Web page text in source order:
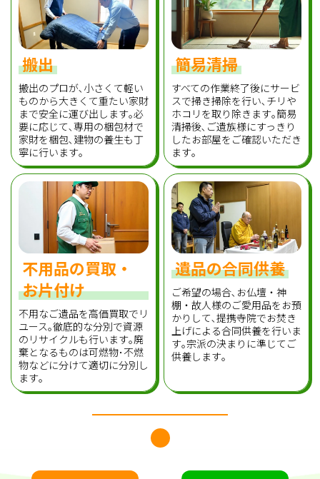
搬出
搬出のプロが､小さくて軽い
ものから大きくて重たい家財
まで安全に運び出します｡必
要に応じて､専用の梱包材で
家財を梱包､建物の養生も丁
寧に行います｡
簡易清掃
すべての作業終了後にサービ
スで掃き掃除を行い､チリや
ホコリを取り除きます｡簡易
清掃後､ご遺族様にすっきり
したお部屋をご確認いただき
ます｡
不用品の買取・
お片付け
不用なご遺品を高価買取でリ
ユース｡徹底的な分別で資源
のリサイクルも行います｡廃
棄となるものは可燃物･不燃
物などに分けて適切に分別し
ます｡
遺品の合同供養
ご希望の場合､お仏壇・神
棚・故人様のご愛用品をお預
かりして､提携寺院でお焚き
上げによる合同供養を行いま
す｡宗派の決まりに準じてご
供養します｡